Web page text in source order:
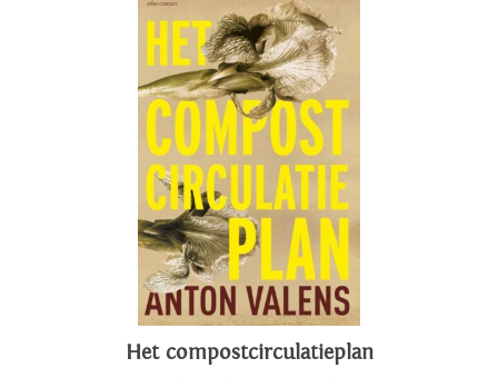
Het compostcirculatieplan